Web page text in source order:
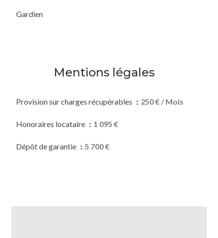
Gardien
Mentions légales
Provision sur charges récupérables 250 € / Mois
Honoraires locataire 1 095 €
Dépôt de garantie 5 700 €